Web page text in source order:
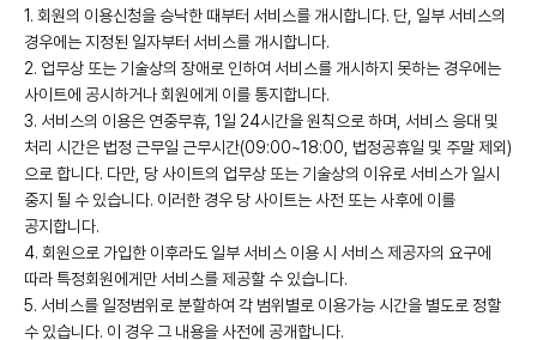
1. 회원의 이용신청을 승낙한 때부터 서비스를 개시합니다. 단, 일부 서비스의
경우에는 지정된 일자부터 서비스를 개시합니다.
2. 업무상 또는 기술상의 장애로 인하여 서비스를 개시하지 못하는 경우에는
사이트에 공시하거나 회원에게 이를 통지합니다.
3. 서비스의 이용은 연중무휴, 1일 24시간을 원칙으로 하며, 서비스 응대 및
처리 시간은 법정 근무일 근무시간(09:00~18:00, 법정공휴일 및 주말 제외)
으로 합니다. 다만, 당 사이트의 업무상 또는 기술상의 이유로 서비스가 일시
중지 될 수 있습니다. 이러한 경우 당 사이트는 사전 또는 사후에 이를
공지합니다.
4. 회원으로 가입한 이후라도 일부 서비스 이용 시 서비스 제공자의 요구에
따라 특정회원에게만 서비스를 제공할 수 있습니다.
5. 서비스를 일정범위로 분할하여 각 범위별로 이용가능 시간을 별도로 정할
수 있습니다. 이 경우 그 내용을 사전에 공개합니다.